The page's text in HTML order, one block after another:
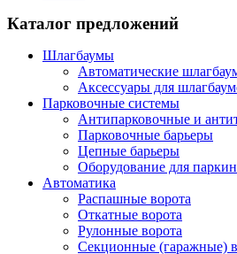
Каталог предложений
Шлагбаумы
Автоматические
Аксессуары для
Парковочные системы
Антипарковочные и
Парковочные барьеры
Цепные барьеры
Оборудование для
Автоматика
Распашные ворота
Откатные ворота
Рулонные ворота
Секционные (гаражные)